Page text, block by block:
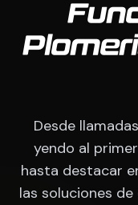
Desde
yendo al
hasta destacar
las soluciones